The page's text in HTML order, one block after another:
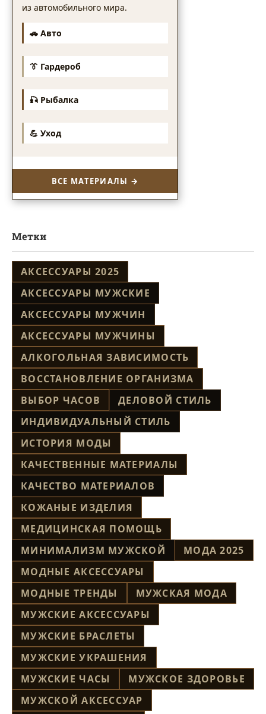
из автомобильного мира.
🚗 Авто
👔 Гардероб
🎣 Рыбалка
💪 Уход
ВСЕ МАТЕРИАЛЫ →
Метки
АКСЕССУАРЫ 2025
АКСЕССУАРЫ МУЖСКИЕ
АКСЕССУАРЫ МУЖЧИН
АКСЕССУАРЫ МУЖЧИНЫ
АЛКОГОЛЬНАЯ ЗАВИСИМОСТЬ
ВОССТАНОВЛЕНИЕ ОРГАНИЗМА
ВЫБОР ЧАСОВ
ДЕЛОВОЙ СТИЛЬ
ИНДИВИДУАЛЬНЫЙ СТИЛЬ
ИСТОРИЯ МОДЫ
КАЧЕСТВЕННЫЕ МАТЕРИАЛЫ
КАЧЕСТВО МАТЕРИАЛОВ
КОЖАНЫЕ ИЗДЕЛИЯ
МЕДИЦИНСКАЯ ПОМОЩЬ
МИНИМАЛИЗМ МУЖСКОЙ
МОДА 2025
МОДНЫЕ АКСЕССУАРЫ
МОДНЫЕ ТРЕНДЫ
МУЖСКАЯ МОДА
МУЖСКИЕ АКСЕССУАРЫ
МУЖСКИЕ БРАСЛЕТЫ
МУЖСКИЕ УКРАШЕНИЯ
МУЖСКИЕ ЧАСЫ
МУЖСКОЕ ЗДОРОВЬЕ
МУЖСКОЙ АКСЕССУАР